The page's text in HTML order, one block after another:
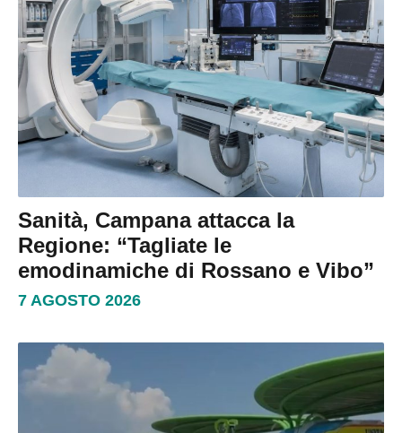
Sanità, Campana attacca la
Regione: “Tagliate le
emodinamiche di Rossano e Vibo”
7 AGOSTO 2026